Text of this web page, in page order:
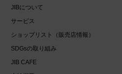
JIBについて
サービス
ショップリスト（販売店情報）
SDGsの取り組み
JIB CAFE